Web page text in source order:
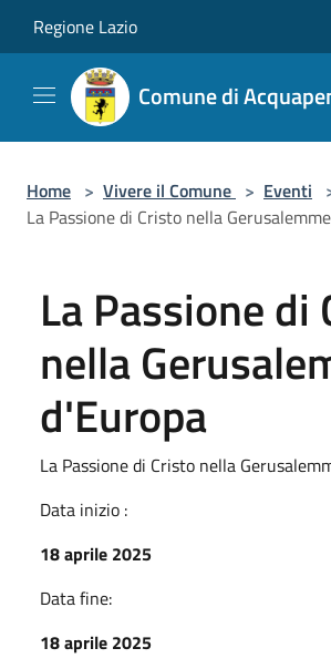
Regione Lazio
Comune di
Home > Vivere il Comune > Eventi
La Passione di Cristo nella
La Passione di
nella
d'Europa
La Passione di Cristo nella
Data inizio :
18 aprile 2025
Data fine:
18 aprile 2025